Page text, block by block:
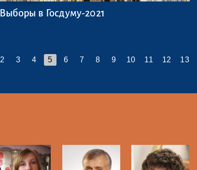
Выборы в Госдуму-2021
2 3 4 5 6 7 8 9 10 11 12 13